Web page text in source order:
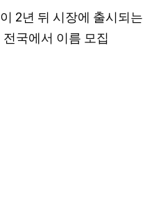
2년 뒤 시장에 출시되
국에서 이름 모집